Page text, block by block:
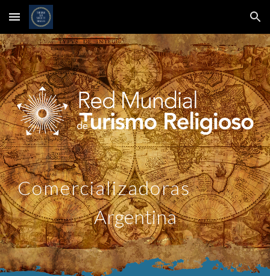
Skip to main content Skip to navigation
Comercializadoras
Argentina